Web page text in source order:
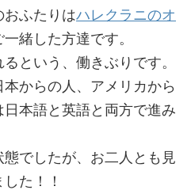
おふたりはハレクラニのオ
緒した方達です。
という、働きぶりです。
からの人、アメリカから
本語と英語と両方で進み
でしたが、お二人とも見
た！！